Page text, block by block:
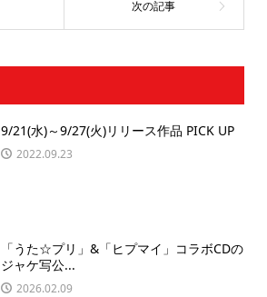
9/21(水)～9/27(火)リリース作品 PICK UP
2022.09.23
「うた☆プリ」&「ヒプマイ」コラボCDの
ジャケ写公...
2026.02.09